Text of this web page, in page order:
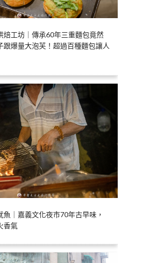
焙工坊｜傳承60年三重麵包竟然
跟爆量大泡芙！超過百種麵包讓人
魚｜嘉義文化夜市70年古早味，
香氣